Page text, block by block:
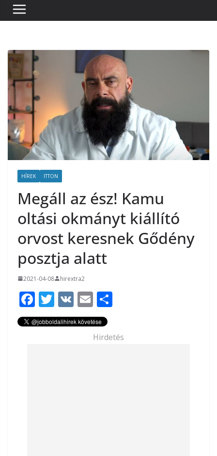
HÍREK ITTON
Megáll az ész! Kamu
oltási okmányt kiállító
orvost keresnek Gődény
posztja alatt
2021-04-08 hirextra2
F
ac
e
T
w
itt
V
K
E
m
ai
l
za
m
Hirdetés